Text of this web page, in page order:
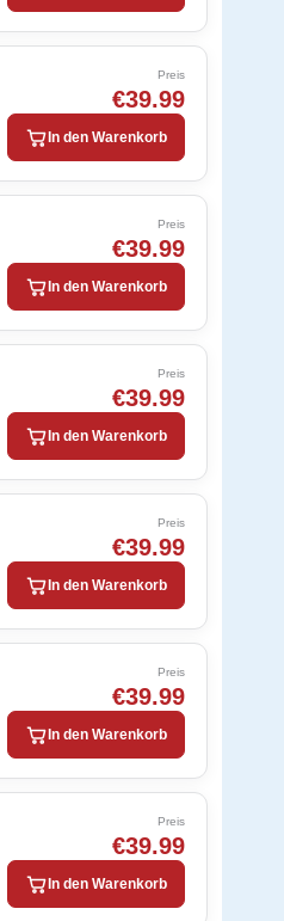
Preis
€39.99
In den Warenkorb
Preis
€39.99
In den Warenkorb
Preis
€39.99
In den Warenkorb
Preis
€39.99
In den Warenkorb
Preis
€39.99
In den Warenkorb
Preis
€39.99
In den Warenkorb